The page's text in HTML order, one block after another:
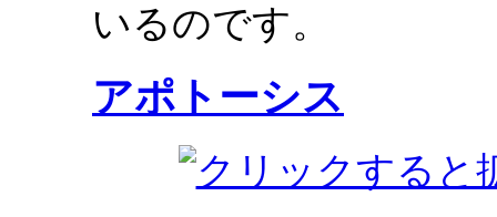
いるのです。
アポトーシス